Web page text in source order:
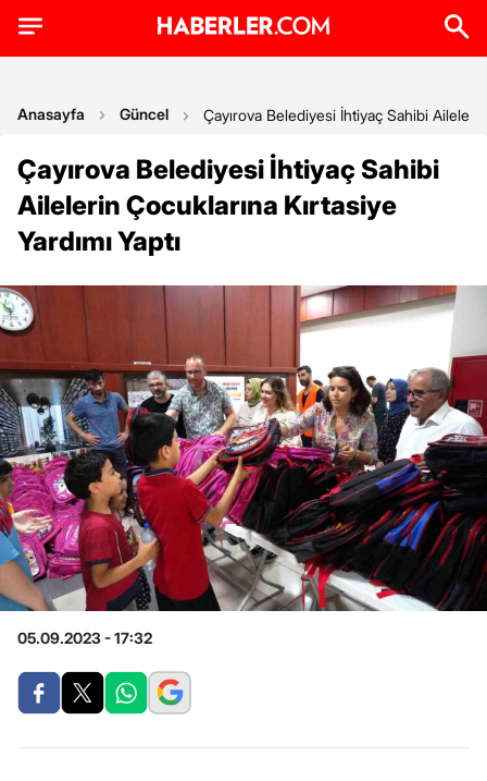
Anasayfa Güncel Çayırova Belediyesi İhtiyaç Sahibi Ailelerin
Çayırova Belediyesi İhtiyaç Sahibi
Ailelerin Çocuklarına Kırtasiye
Yardımı Yaptı
05.09.2023 - 17:32